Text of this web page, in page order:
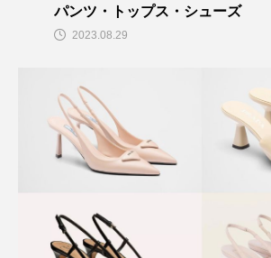
パンツ・トップス・シューズ
2023.08.29